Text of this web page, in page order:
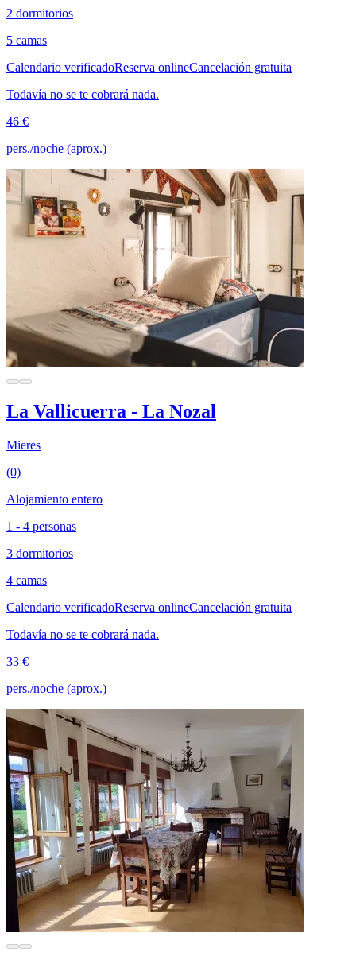
2 dormitorios
5 camas
Calendario verificadoReserva onlineCancelación gratuita
Todavía no se te cobrará nada.
46 €
pers./noche (aprox.)
La Vallicuerra - La Nozal
Mieres
(0)
Alojamiento entero
1 - 4 personas
3 dormitorios
4 camas
Calendario verificadoReserva onlineCancelación gratuita
Todavía no se te cobrará nada.
33 €
pers./noche (aprox.)